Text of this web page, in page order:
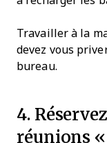
Travailler à la
devez vous
bureau.
4.
réunions